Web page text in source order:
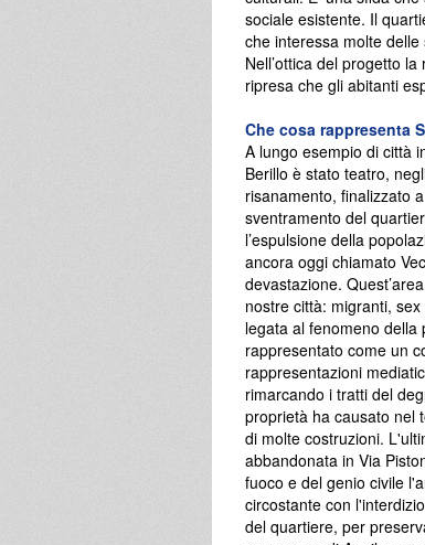
sociale esistente. Il
che interessa molte
Nell’ottica del progetto
ripresa che gli abitanti
Che cosa rappresenta
A lungo esempio di città
Berillo è stato teatro,
risanamento, finalizzato
sventramento del
l’espulsione della
ancora oggi chiamato
devastazione.
nostre città: migranti,
legata al fenomeno
rappresentato come un
rappresentazioni
rimarcando i tratti del
proprietà ha causato nel
di molte costruzioni.
abbandonata in Via
fuoco e del genio civile
circostante con
del quartiere, per